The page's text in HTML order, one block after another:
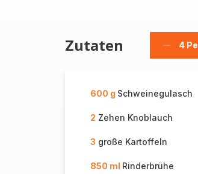
Zutaten 4
600 g Schweinegulasch
2 Zehen Knoblauch
3 große Kartoffeln
850 ml Rinderbrühe